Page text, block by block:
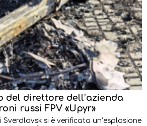
del direttore dell’azienda
russi FPV «Upyr»
si è verificata un’esplosione